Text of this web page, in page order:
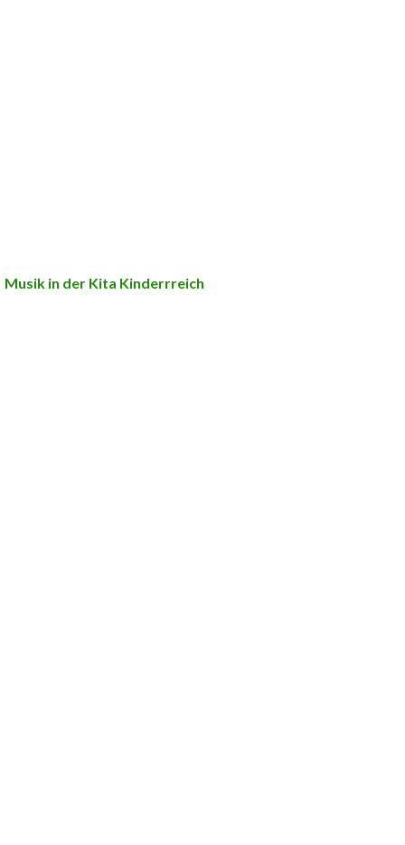
Musik in der Kita Kinderrreich